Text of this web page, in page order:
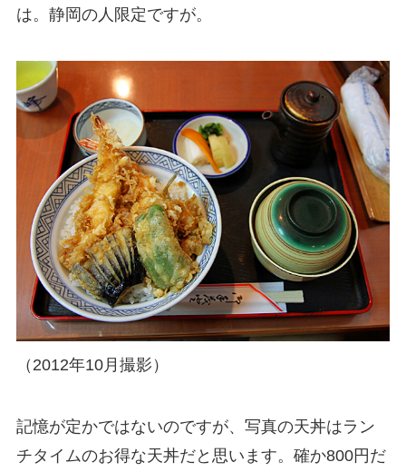
は。静岡の人限定ですが。
（2012年10月撮影）
記憶が定かではないのですが、写真の天丼はラン
チタイムのお得な天丼だと思います。確か800円だ